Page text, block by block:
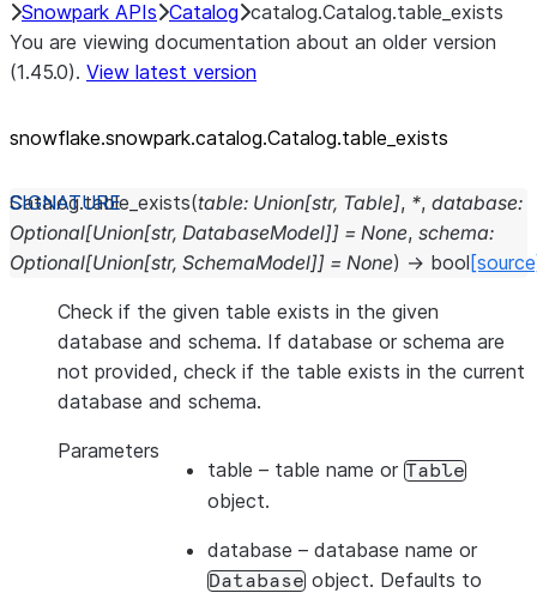
Snowpark APIs Catalog catalog.Catalog.table_exists
You are viewing documentation about an older version
(1.45.0). View latest version
snowflake.snowpark.catalog.Catalog.table_ exists
Catalog.table_exists(table: Union[str, Table], *, database:
Optional[Union[str, DatabaseModel]] = None, schema:
Optional[Union[str, SchemaModel]] = None) → bool
Check if the given table exists in the given
database and schema. If database or schema are
not provided, check if the table exists in the current
database and schema.
Parameters
table – table name or Table
object.
database – database name or
Database object. Defaults to